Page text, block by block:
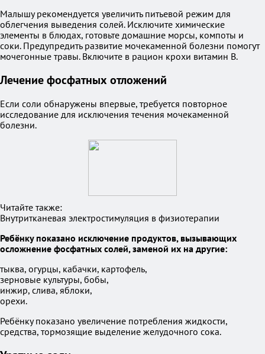
Малышу рекомендуется увеличить питьевой режим для
облегчения выведения солей. Исключите химические
элементы в блюдах, готовьте домашние морсы, компоты и
соки. Предупредить развитие мочекаменной болезни помогут
мочегонные травы. Включите в рацион крохи витамин В.
Лечение фосфатных отложений
Если соли обнаружены впервые, требуется повторное
исследование для исключения течения мочекаменной
болезни.
Читайте также:
Внутритканевая электростимуляция в физиотерапии
Ребёнку показано исключение продуктов, вызывающих
осложнение фосфатных солей, заменой их на другие:
тыква, огурцы, кабачки, картофель,
зерновые культуры, бобы,
инжир, слива, яблоки,
орехи.
Ребёнку показано увеличение потребления жидкости,
средства, тормозящие выделение желудочного сока.